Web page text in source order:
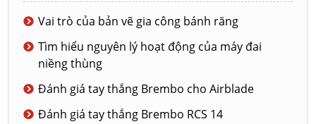
Vai trò của bản vẽ gia công bánh răng
Tìm hiểu nguyên lý hoạt động của máy đai
niềng thùng
Đánh giá tay thắng Brembo cho Airblade
Đánh giá tay thắng Brembo RCS 14